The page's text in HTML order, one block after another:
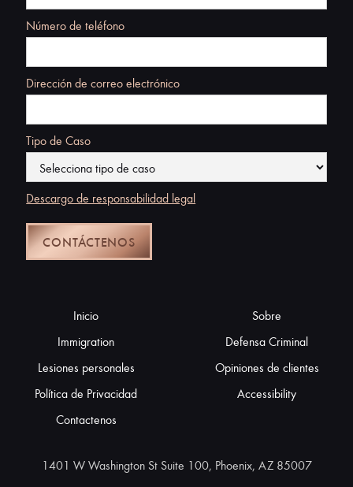
Número de teléfono
Dirección de correo electrónico
Tipo de Caso
Descargo de responsabilidad legal
Inicio
Sobre
Immigration
Defensa Criminal
Lesiones personales
Opiniones de clientes
Política de Privacidad
Accessibility
Contactenos
1401 W Washington St Suite 100, Phoenix, AZ 85007